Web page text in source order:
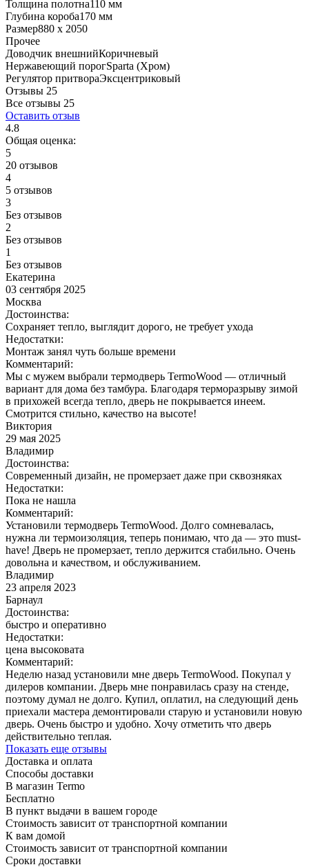
Толщина полотна110 мм
Глубина короба170 мм
Размер880 x 2050
Прочее
Доводчик внешнийКоричневый
Нержавеющий порогSparta (Хром)
Регулятор притвораЭксцентриковый
Отзывы 25
Все отзывы 25
Оставить отзыв
4.8
Общая оценка:
5
20 отзывов
4
5 отзывов
3
Без отзывов
2
Без отзывов
1
Без отзывов
Екатерина
03 сентября 2025
Москва
Достоинства:
Сохраняет тепло, выглядит дорого, не требует ухода
Недостатки:
Монтаж занял чуть больше времени
Комментарий:
Мы с мужем выбрали термодверь TermoWood — отличный
вариант для дома без тамбура. Благодаря терморазрыву зимой
в прихожей всегда тепло, дверь не покрывается инеем.
Смотрится стильно, качество на высоте!
Виктория
29 мая 2025
Владимир
Достоинства:
Современный дизайн, не промерзает даже при сквозняках
Недостатки:
Пока не нашла
Комментарий:
Установили термодверь TermoWood. Долго сомневалась,
нужна ли термоизоляция, теперь понимаю, что да — это must-
have! Дверь не промерзает, тепло держится стабильно. Очень
довольна и качеством, и обслуживанием.
Владимир
23 апреля 2023
Барнаул
Достоинства:
быстро и оперативно
Недостатки:
цена высоковата
Комментарий:
Неделю назад установили мне дверь TermoWood. Покупал у
дилеров компании. Дверь мне понравилась сразу на стенде,
поэтому думал не долго. Купил, оплатил, на следующий день
приехали мастера демонтировали старую и установили новую
дверь. Очень быстро и удобно. Хочу отметить что дверь
действительно теплая.
Показать еще отзывы
Доставка и оплата
Способы доставки
В магазин Termo
Бесплатно
В пункт выдачи в вашем городе
Стоимость зависит от транспортной компании
К вам домой
Стоимость зависит от транспортной компании
Сроки доставки